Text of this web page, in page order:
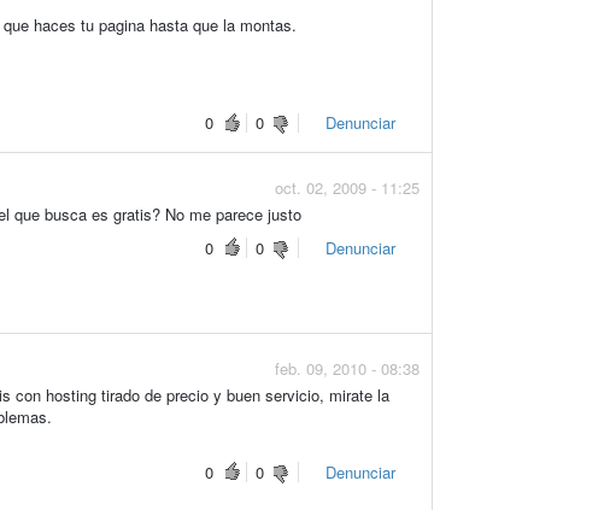
haces tu pagina hasta que la montas.
0
0 Denunciar
oct. 02, 2009 - 11:25
que busca es gratis? No me parece justo
0
0 Denunciar
feb. 09, 2010 - 08:38
con hosting tirado de precio y buen servicio, mirate la
0
0 Denunciar